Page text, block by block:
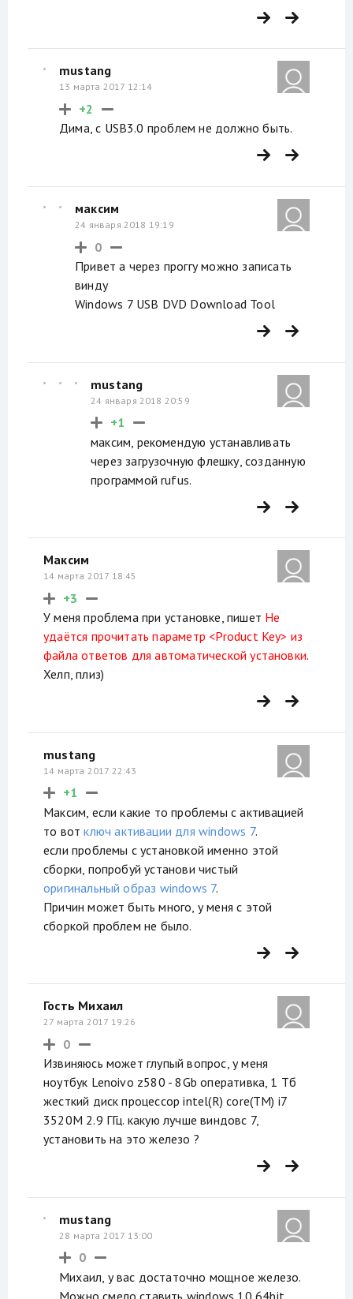
mustang
13 марта 2017 12:14
+2
Дима, с USB3.0 проблем не должно быть.
максим
24 января 2018 19:19
0
Привет а через проггу можно записать
винду
Windows 7 USB DVD Download Tool
mustang
24 января 2018 20:59
+1
максим, рекомендую устанавливать
через загрузочную флешку, созданную
программой rufus.
Максим
14 марта 2017 18:45
+3
У меня проблема при установке, пишет Не
удаётся прочитать параметр <Product Key> из
файла ответов для автоматической установки.
Хелп, плиз)
mustang
14 марта 2017 22:43
+1
Максим, если какие то проблемы с активацией
то вот ключ активации для windows 7.
если проблемы с установкой именно этой
сборки, попробуй установи чистый
оригинальный образ windows 7.
Причин может быть много, у меня с этой
сборкой проблем не было.
Гость Михаил
27 марта 2017 19:26
0
Извиняюсь может глупый вопрос, у меня
ноутбук Lenoivo z580 - 8Gb оперативка, 1 Тб
жесткий диск процессор intel(R) core(TM) i7
3520M 2.9 ГГц. какую лучше виндовс 7,
установить на это железо ?
mustang
28 марта 2017 13:00
0
Михаил, у вас достаточно мощное железо.
Можно смело ставить windows 10 64bit